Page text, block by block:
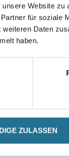
unsere Website
für soziale
Daten
haben.
ZULASSEN
Sie in der